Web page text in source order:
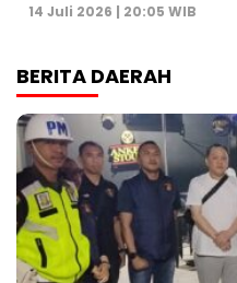
14 Juli 2026 | 20:05 WIB
BERITA DAERAH